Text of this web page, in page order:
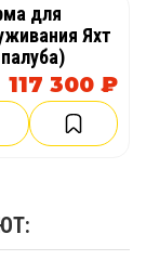
Яхт
117 300 ₽